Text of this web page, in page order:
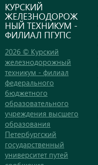
КУРСКИЙ
ЖЕЛЕЗНОДОРОЖ
НЫЙ ТЕХНИКУМ -
ФИЛИАЛ ПГУПС
2026 © Курский
железнодорожный
техникум - филиал
федерального
бюджетного
образовательного
учреждения высшего
образования
Петербургский
государственный
университет путей